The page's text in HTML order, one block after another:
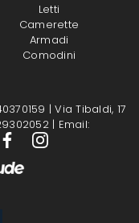
Letti
Camerette
Armadi
Comodini
|Via Tibaldi, 17
| Email: